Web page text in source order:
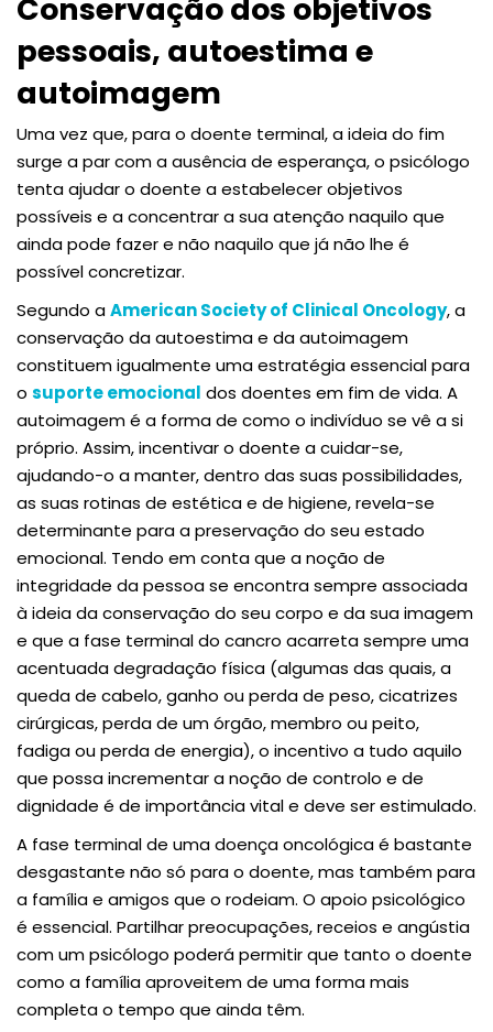
Conservação dos objetivos
pessoais, autoestima e
autoimagem
Uma vez que, para o doente terminal, a ideia do fim
surge a par com a ausência de esperança, o psicólogo
tenta ajudar o doente a estabelecer objetivos
possíveis e a concentrar a sua atenção naquilo que
ainda pode fazer e não naquilo que já não lhe é
possível concretizar.
Segundo aAmerican Society of Clinical Oncology, a
conservação da autoestima e da autoimagem
constituem igualmente uma estratégia essencial para
o suporte emocional dos doentes em fim de vida. A
autoimagem é a forma de como o indivíduo se vê a si
próprio. Assim, incentivar o doente a cuidar-se,
ajudando-o a manter, dentro das suas possibilidades,
as suas rotinas de estética e de higiene, revela-se
determinante para a preservação do seu estado
emocional. Tendo em conta que a noção de
integridade da pessoa se encontra sempre associada
à ideia da conservação do seu corpo e da sua imagem
e que a fase terminal do cancro acarreta sempre uma
acentuada degradação física (algumas das quais, a
queda de cabelo, ganho ou perda de peso, cicatrizes
cirúrgicas, perda de um órgão, membro ou peito,
fadiga ou perda de energia), o incentivo a tudo aquilo
que possa incrementar a noção de controlo e de
dignidade é de importância vital e deve ser estimulado.
A fase terminal de uma doença oncológica é bastante
desgastante não só para o doente, mas também para
a família e amigos que o rodeiam. O apoio psicológico
é essencial. Partilhar preocupações, receios e angústia
com um psicólogo poderá permitir que tanto o doente
como a família aproveitem de uma forma mais
completa o tempo que ainda têm.